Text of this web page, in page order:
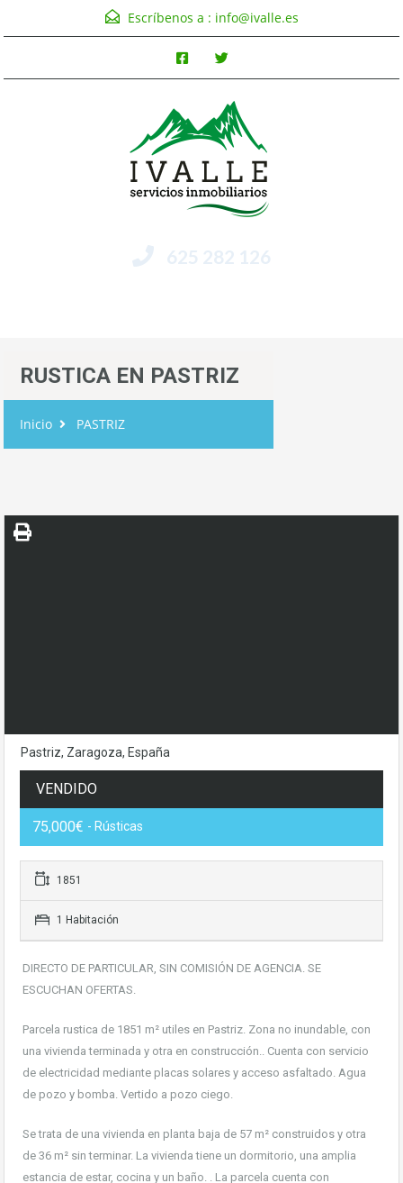
Escríbenos a : info@ivalle.es
625 282 126
RUSTICA EN PASTRIZ
Inicio PASTRIZ
Pastriz, Zaragoza, España
VENDIDO
75,000€ - Rústicas
1851
1 Habitación
DIRECTO DE PARTICULAR, SIN COMISIÓN DE AGENCIA. SE
ESCUCHAN OFERTAS.
Parcela rustica de 1851 m² utiles en Pastriz. Zona no inundable, con
una vivienda terminada y otra en construcción.. Cuenta con servicio
de electricidad mediante placas solares y acceso asfaltado. Agua
de pozo y bomba. Vertido a pozo ciego.
Se trata de una vivienda en planta baja de 57 m² construidos y otra
de 36 m² sin terminar. La vivienda tiene un dormitorio, una amplia
estancia de estar, cocina y un baño. . La parcela cuenta con